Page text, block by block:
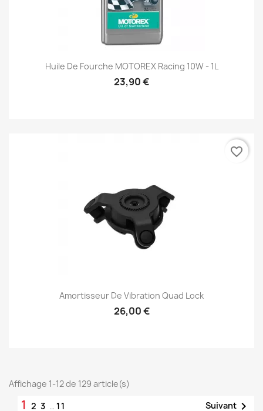
Huile De Fourche MOTOREX Racing 10W - 1L
23,90 €
Amortisseur De Vibration Quad Lock
26,00 €
favorite_border
Affichage 1-12 de 129 article(s)
1 2 3 … 11 Suivant 